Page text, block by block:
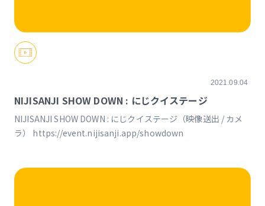
2021.09.04
NIJISANJI SHOW DOWN : にじクイステージ
NIJISANJI SHOW DOWN : にじクイステージ（映像送出 / カメ
ラ） https://event.nijisanji.app/showdown